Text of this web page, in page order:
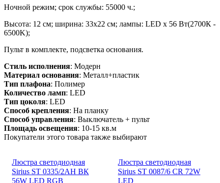
Ночной режим; срок службы: 55000 ч.;
Высота: 12 см; ширина: 33х22 см; лампы: LED х 56 Вт(2700К -
6500K);
Пульт в комплекте, подсветка основания.
Стиль исполнения: Модерн
Материал основания: Металл+пластик
Тип плафона: Полимер
Количество ламп: LED
Тип цоколя: LED
Способ крепления: На планку
Способ управления: Выключатель + пульт
Площадь освещения: 10-15 кв.м
Покупатели этого товара также выбирают
Люстра светодиодная
Sirius ST 0335/2АH ВК
56W LED RGB
Люстра светодиодная
Sirius ST 0087/6 CR 72W
LED